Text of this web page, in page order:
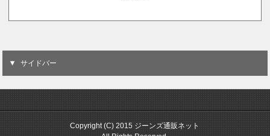
サイドバー
Copyright (C) 2015 ジーンズ通販ネット